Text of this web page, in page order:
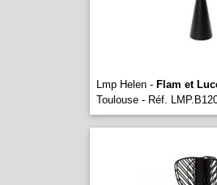
Lmp Helen - Flam et
Toulouse - Réf.